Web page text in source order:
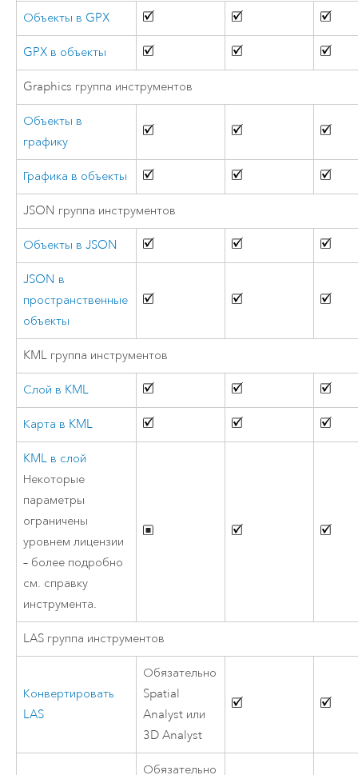
Объекты в GPX
GPX в объекты
Graphics группа инструментов
Объекты в
графику
Графика в объекты
JSON группа инструментов
Объекты в JSON
JSON в
пространственные
объекты
KML группа инструментов
Слой в KML
Карта в KML
KML в слой
Некоторые
параметры
ограничены
уровнем лицензии
– более подробно
см. справку
инструмента.
LAS группа инструментов
Конвертировать
LAS
Обязательно
Spatial
Analyst или
3D Analyst
Обязательно